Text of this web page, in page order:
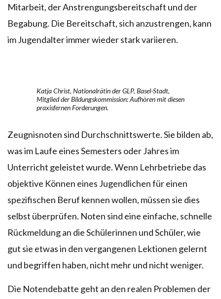
Mitarbeit, der Anstrengungsbereitschaft und der
Begabung. Die Bereitschaft, sich anzustrengen, kann
im Jugendalter immer wieder stark variieren.
Katja Christ, Nationalrätin der GLP, Basel-Stadt,
Mitglied der Bildungskommission: Aufhören mit diesen
praxisfernen Forderungen.
Zeugnisnoten sind Durchschnittswerte. Sie bilden ab,
was im Laufe eines Semesters oder Jahres im
Unterricht geleistet wurde. Wenn Lehrbetriebe das
objektive Können eines Jugendlichen für einen
spezifischen Beruf kennen wollen, müssen sie dies
selbst überprüfen. Noten sind eine einfache, schnelle
Rückmeldung an die Schülerinnen und Schüler, wie
gut sie etwas in den vergangenen Lektionen gelernt
und begriffen haben, nicht mehr und nicht weniger.
Die Notendebatte geht an den realen Problemen der